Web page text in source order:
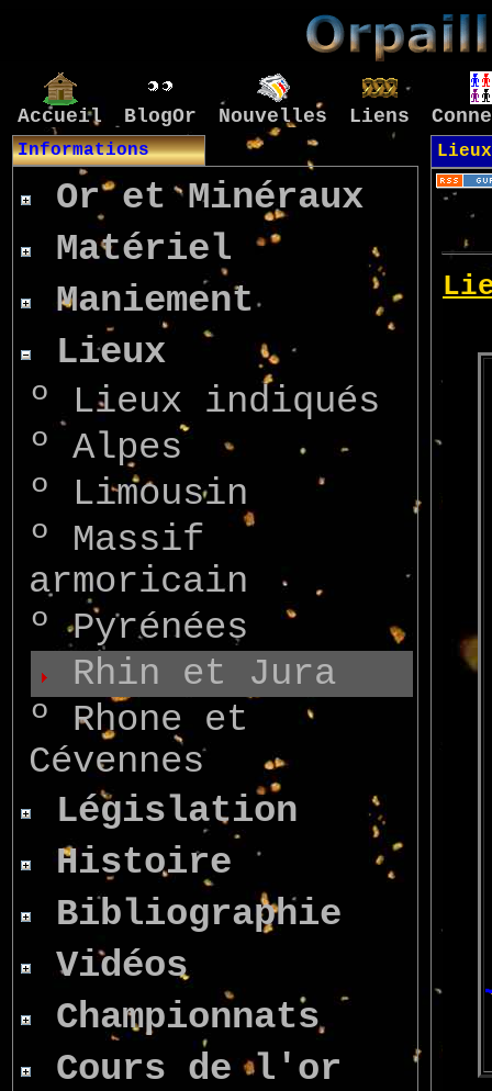
Accueil BlogOr Nouvelles Liens
Informations
Or et Minéraux
Matériel
Maniement
Lieux
º
Lieux indiqués
º Alpes
º Limousin
º Massif
armoricain
º Pyrénées
Rhin et Jura
º Rhone et
Cévennes
Législation
Histoire
Bibliographie
Vidéos
Championnats
Cours de l'or